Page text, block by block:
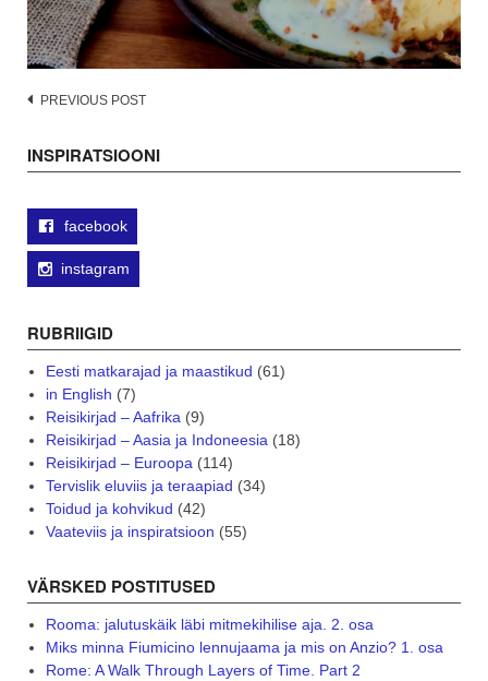
Post
PREVIOUS POST
INSPIRATSIOONI
facebook
instagram
RUBRIIGID
Eesti matkarajad ja maastikud (61)
in English (7)
Reisikirjad – Aafrika (9)
Reisikirjad – Aasia ja Indoneesia (18)
Reisikirjad – Euroopa (114)
Tervislik eluviis ja teraapiad (34)
Toidud ja kohvikud (42)
Vaateviis ja inspiratsioon (55)
VÄRSKED POSTITUSED
Rooma: jalutuskäik läbi mitmekihilise aja. 2. osa
Miks minna Fiumicino lennujaama ja mis on Anzio? 1. osa
Rome: A Walk Through Layers of Time. Part 2